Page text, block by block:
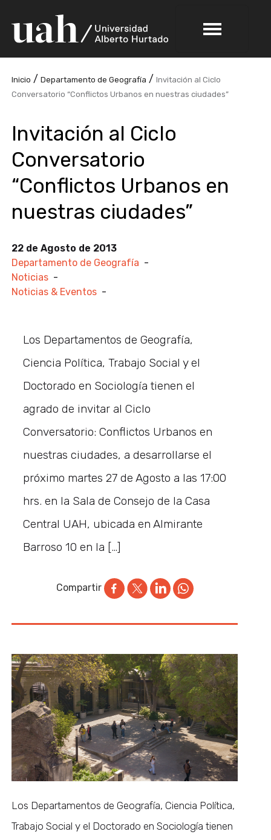
Inicio /Departamento de Geografía /Invitación al Ciclo
Conversatorio “Conflictos Urbanos en nuestras ciudades”
Invitación al Ciclo
Conversatorio
“Conflictos Urbanos en
nuestras ciudades”
22 de Agosto de 2013
Departamento de Geografía -
Noticias -
Noticias & Eventos -
Los Departamentos de Geografía,
Ciencia Política, Trabajo Social y el
Doctorado en Sociología tienen el
agrado de invitar al Ciclo
Conversatorio: Conflictos Urbanos en
nuestras ciudades, a desarrollarse el
próximo martes 27 de Agosto a las 17:00
hrs. en la Sala de Consejo de la Casa
Central UAH, ubicada en Almirante
Barroso 10 en la […]
Compartir
Los Departamentos de Geografía, Ciencia Política,
Trabajo Social y el Doctorado en Sociología tienen